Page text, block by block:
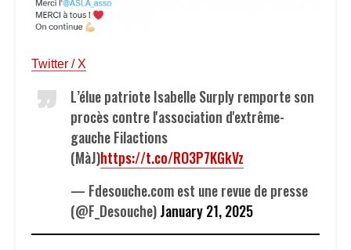
Twitter / X
L’élue patriote Isabelle Surply remporte son
procès contre l'association d'extrême-
gauche Filactions
(MàJ)https://t.co/RO3P7KGkVz
— Fdesouche.com est une revue de presse
(@F_Desouche)January 21, 2025